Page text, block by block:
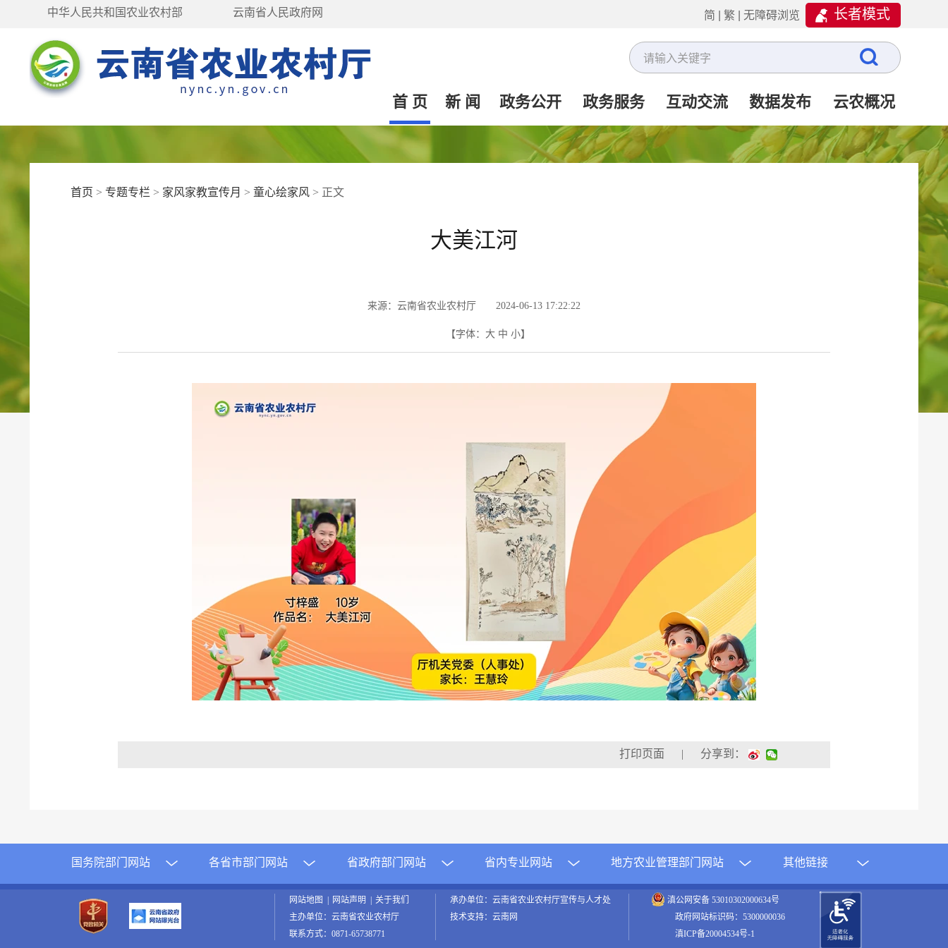
中华人民共和国农业农村部 云南省人民政府网 简 繁| 无障碍浏览 长者模式
首 页 新 闻 政务公开 政务服务 互动交流 数据发布 云农概况
首页 > 专题专栏 > 家风家教宣传月 > 童心绘家风> 正文
大美江河
来源：云南省农业农村厅 2024-06-13 17:22:22
【字体： 大 中 小】
| 分享到：
国务院部门网站 各省市部门网站 省政府部门网站 省内专业网站 地方农业管理部门网站 其他链接
网站地图 | 网站声明 |关于我们
主办单位：云南省农业农村厅
联系方式：0871-65738771
承办单位：云南省农业农村厅宣传与人才处
技术支持：云南网
滇公网安备 53010302000634号
政府网站标识码：5300000036
滇ICP备20004534号-1